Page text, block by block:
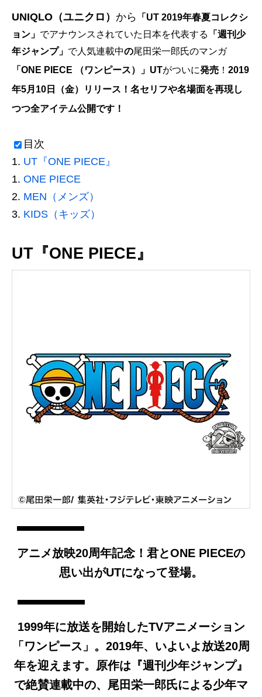
UNIQLO（ユニクロ） から
「UT 2019年春夏コレクシ
ョン」 でアナウンスされていた日本を代表する
「週刊少
年ジャンプ」 で人気連載中の尾田栄一郎氏のマンガ
「ONE PIECE （ワンピース）」UTがついに発売 ！ 2019
年5月10日（金）リリース！ 名セリフや名場面を再現し
つつ全アイテム公開です！
目次
UT『ONE PIECE』
ONE PIECE
MEN（メンズ）
KIDS（キッズ）
UT『ONE PIECE』
アニメ放映20周年記念！君とONE PIECEの
思い出がUTになって登場。
1999年に放送を開始したTVアニメーション
「ワンピース」。2019年、いよいよ放送20周
年を迎えます。原作は『週刊少年ジャンプ』
で絶賛連載中の、尾田栄一郎氏による少年マ